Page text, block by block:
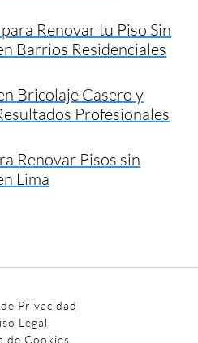
Renovar tu Piso Sin
Barrios Residenciales
Bricolaje Casero y
Profesionales
Renovar Pisos sin
Lima
Privacidad
Legal
de Cookies